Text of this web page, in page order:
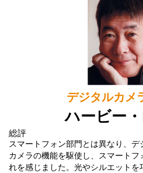
デジタルカメ
ハービー・
総評
スマートフォン部門とは異なり、
カメラの機能を駆使し、スマートフ
れを感じました。光やシルエット